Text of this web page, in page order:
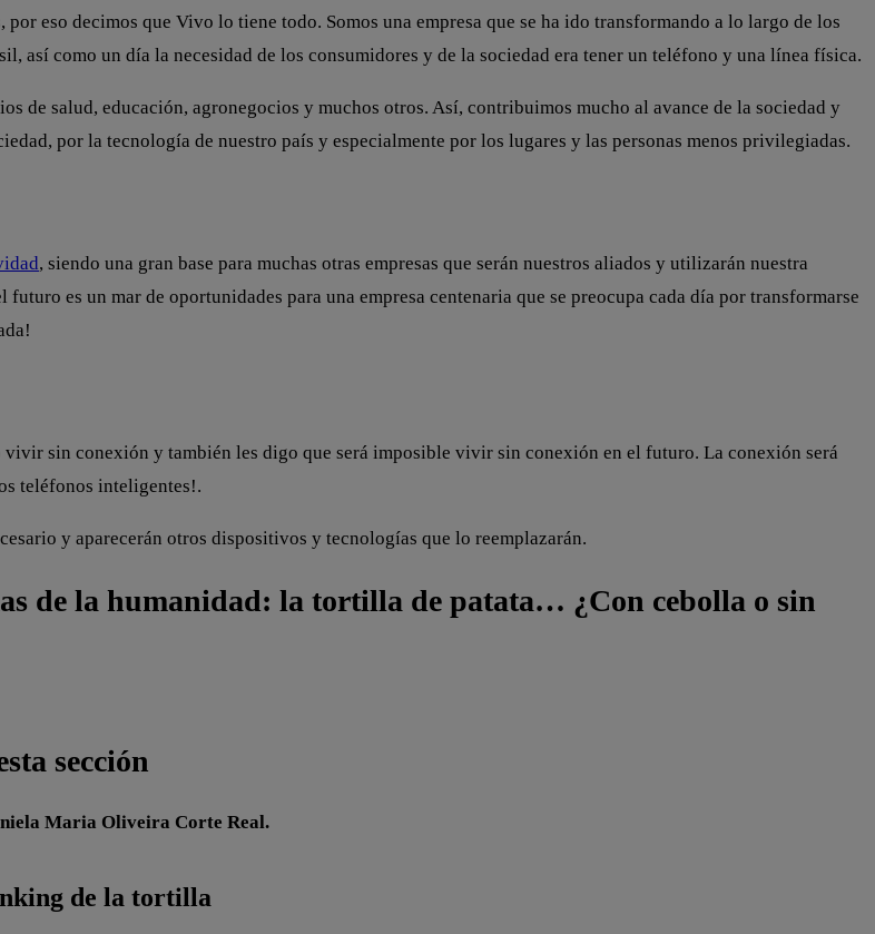
eso decimos que Vivo lo tiene todo. Somos una empresa que se ha ido transformando a lo largo de los
así como un día la necesidad de los consumidores y de la sociedad era tener un teléfono y una línea física.
de salud, educación, agronegocios y muchos otros. Así, contribuimos mucho al avance de la sociedad y
por la tecnología de nuestro país y especialmente por los lugares y las personas menos privilegiadas.
, siendo una gran base para muchas otras empresas que serán nuestros aliados y utilizarán nuestra
es un mar de oportunidades para una empresa centenaria que se preocupa cada día por transformarse
sin conexión y también les digo que será imposible vivir sin conexión en el futuro. La conexión será
teléfonos inteligentes!.
y aparecerán otros dispositivos y tecnologías que lo reemplazarán.
de la humanidad: la tortilla de patata… ¿Con cebolla o sin
sección
Maria Oliveira Corte Real.
de la tortilla